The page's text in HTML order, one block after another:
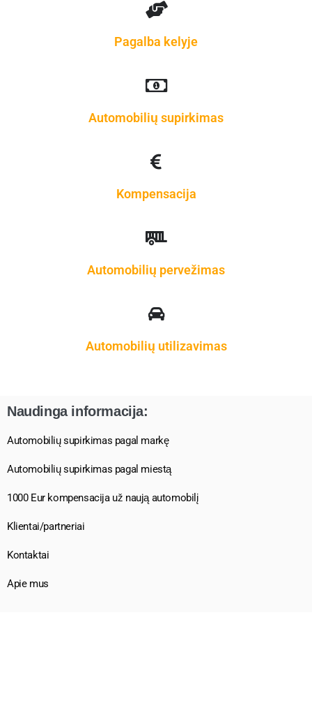
Pagalba kelyje
Automobilių supirkimas
Kompensacija
Automobilių pervežimas
Automobilių utilizavimas
Naudinga informacija:
Automobilių supirkimas pagal markę
Automobilių supirkimas pagal miestą
1000 Eur kompensacija už naują automobilį
Klientai/partneriai
Kontaktai
Apie mus